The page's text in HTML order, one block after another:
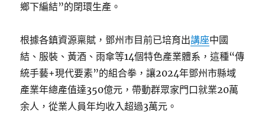
鄉下編結”的閉環生產。
根據各鎮資源稟賦，鄧州市目前已培育出講座中國
結、服裝、黃酒、雨傘等14個特色產業體系，這種“傳
統手藝+現代要素”的組合拳，讓2024年鄧州市縣域
產業年總產值達350億元，帶動群眾家門口就業20萬
余人，從業人員年均收入超過3萬元。